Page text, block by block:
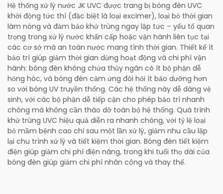
Hệ thống xử lý nước JK UVC được trang bị bóng đèn UVC
khởi động tức thì (đặc biệt là loại excimer), loại bỏ thời gian
làm nóng và đảm bảo khử trùng ngay lập tức – yếu tố quan
trọng trong xử lý nước khẩn cấp hoặc vận hành liên tục tại
các cơ sở mà an toàn nước mang tính thời gian. Thiết kế ít
bảo trì giúp giảm thời gian dừng hoạt động và chi phí vận
hành: bóng đèn không chứa thủy ngân có ít bộ phận dễ
hỏng hóc, và bóng đèn cảm ứng đòi hỏi ít bảo dưỡng hơn
so với bóng UV truyền thống. Các hệ thống này dễ dàng vệ
sinh, với các bộ phận dễ tiếp cận cho phép bảo trì nhanh
chóng mà không cần tháo dỡ toàn bộ hệ thống. Quá trình
khử trùng UVC hiệu quả diễn ra nhanh chóng, với tỷ lệ loại
bỏ mầm bệnh cao chỉ sau một lần xử lý, giảm nhu cầu lặp
lại chu trình xử lý và tiết kiệm thời gian. Bóng đèn tiết kiệm
điện giúp giảm chi phí điện năng, trong khi tuổi thọ dài của
bóng đèn giúp giảm chi phí nhân công và thay thế.